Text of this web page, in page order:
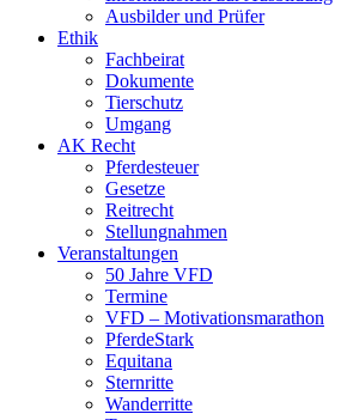
Ausbilder und Prüfer
Ethik
Fachbeirat
Dokumente
Tierschutz
Umgang
AK Recht
Pferdesteuer
Gesetze
Reitrecht
Stellungnahmen
Veranstaltungen
50 Jahre VFD
Termine
VFD – Motivationsmarathon
PferdeStark
Equitana
Sternritte
Wanderritte